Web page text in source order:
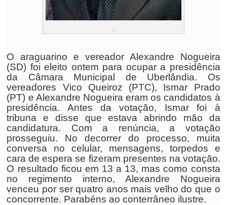
O araguarino e vereador Alexandre Nogueira
(SD) foi eleito ontem para ocupar a presidência
da Câmara Municipal de Uberlândia. Os
vereadores Vico Queiroz (PTC), Ismar Prado
(PT) e Alexandre Nogueira eram os candidatos à
presidência. Antes da votação, Ismar foi à
tribuna e disse que estava abrindo mão da
candidatura. Com a renúncia, a votação
prosseguiu. No decorrer do processo, muita
conversa no celular, mensagens, torpedos e
cara de espera se fizeram presentes na votação.
O resultado ficou em 13 a 13, mas como consta
no regimento interno, Alexandre Nogueira
venceu por ser quatro anos mais velho do que o
concorrente. Parabéns ao conterrâneo ilustre.